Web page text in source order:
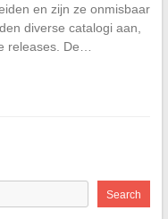
en zijn ze onmisbaar
diverse catalogi aan,
releases. De…
Search